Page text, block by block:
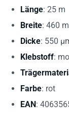
Länge: 25 m
Breite: 460
Dicke: 550
Klebstoff:
Farbe: rot
EAN: